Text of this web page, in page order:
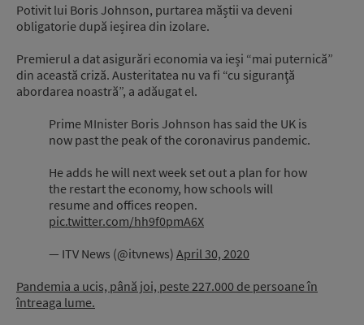
Potivit lui Boris Johnson, purtarea măștii va deveni
obligatorie după ieșirea din izolare.
Premierul a dat asigurări economia va ieși “mai puternică”
din această criză. Austeritatea nu va fi “cu siguranţă
abordarea noastră”, a adăugat el.
Prime MInister Boris Johnson has said the UK is
now past the peak of the coronavirus pandemic.
He adds he will next week set out a plan for how
the restart the economy, how schools will
resume and offices reopen.
pic.twitter.com/hh9f0pmA6X
— ITV News (@itvnews) April 30, 2020
Pandemia a ucis, până joi, peste 227.000 de persoane în
întreaga lume.